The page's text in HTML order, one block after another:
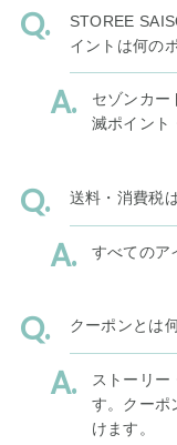
STOREE
イントは何の
セゾンカー
滅ポイント
送料・消費税
すべてのア
クーポンとは
ストーリ
す。クーポ
けます。